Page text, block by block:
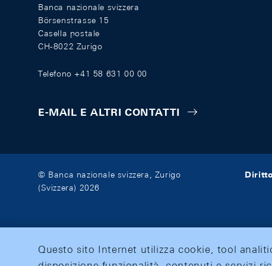
Banca nazionale svizzera
Börsenstrasse 15
Casella postale
CH-8022 Zurigo
Telefono +41 58 631 00 00
E-MAIL E ALTRI CONTATTI
© Banca nazionale svizzera, Zurigo
(Svizzera) 2026
Questo sito Internet utilizza cookie, tool